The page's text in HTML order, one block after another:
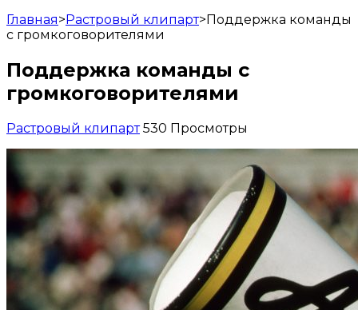
Главная>Растровый клипарт>Поддержка команды
с громкоговорителями
Поддержка команды с
громкоговорителями
Растровый клипарт 530 Просмотры